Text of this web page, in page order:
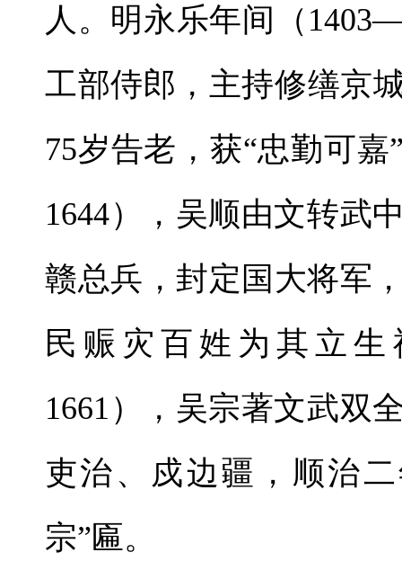
人。明永乐年间（
工部侍郎，主持修缮京
75岁告老，获“忠勤可
1644），吴顺由文转武
赣总兵，封定国大将军
民赈灾百姓为其立
1661），吴宗著文武双
吏治、戍边疆，顺治
宗”匾。